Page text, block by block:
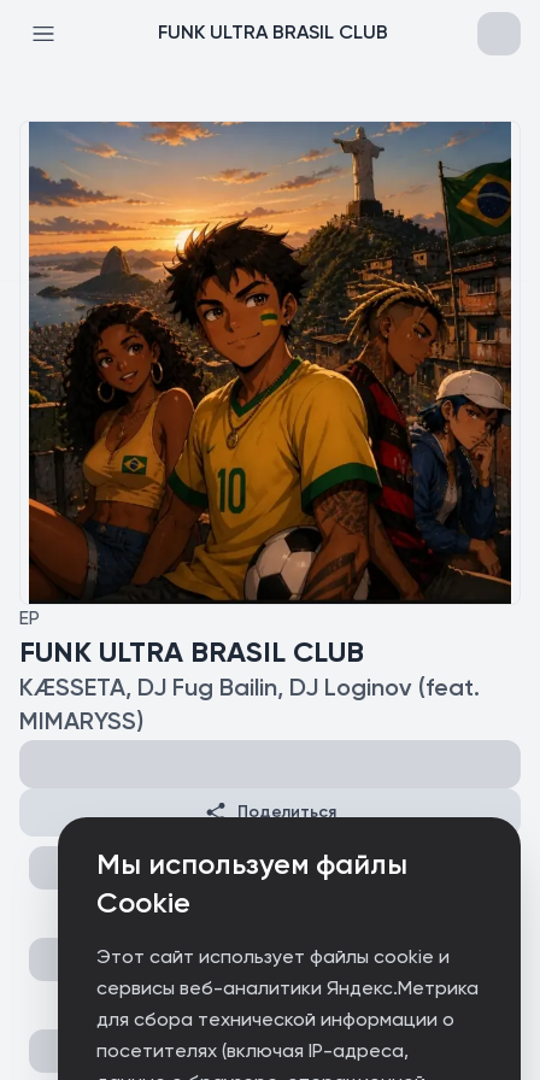
Мы используем файлы
Cookie
Этот сайт использует файлы cookie и
сервисы веб-аналитики Яндекс.Метрика
для сбора технической информации о
посетителях (включая IP-адреса,
FUNK ULTRA BRASIL CLUB
EP
FUNK ULTRA BRASIL CLUB
KÆSSETA, DJ Fug Bailin, DJ Loginov (feat.
MIMARYSS)
Поделиться